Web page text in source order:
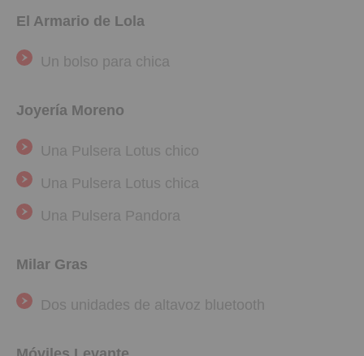
El Armario de Lola
Un bolso para chica
Joyería Moreno
Una Pulsera Lotus chico
Una Pulsera Lotus chica
Una Pulsera Pandora
Milar Gras
Dos unidades de altavoz bluetooth